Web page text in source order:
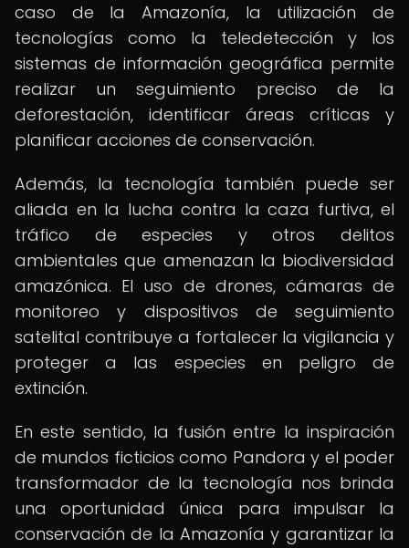
caso de la Amazonía, la utilización de
tecnologías como la teledetección y los
sistemas de información geográfica permite
realizar un seguimiento preciso de la
deforestación, identificar áreas críticas y
planificar acciones de conservación.
Además, la tecnología también puede ser
aliada en la lucha contra la caza furtiva, el
tráfico de especies y otros delitos
ambientales que amenazan la biodiversidad
amazónica. El uso de drones, cámaras de
monitoreo y dispositivos de seguimiento
satelital contribuye a fortalecer la vigilancia y
proteger a las especies en peligro de
extinción.
En este sentido, la fusión entre la inspiración
de mundos ficticios como Pandora y el poder
transformador de la tecnología nos brinda
una oportunidad única para impulsar la
conservación de la Amazonía y garantizar la